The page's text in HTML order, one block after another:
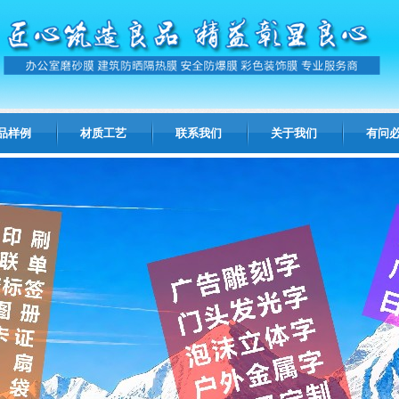
样例 材质工艺 联系我们 关于我们 有问